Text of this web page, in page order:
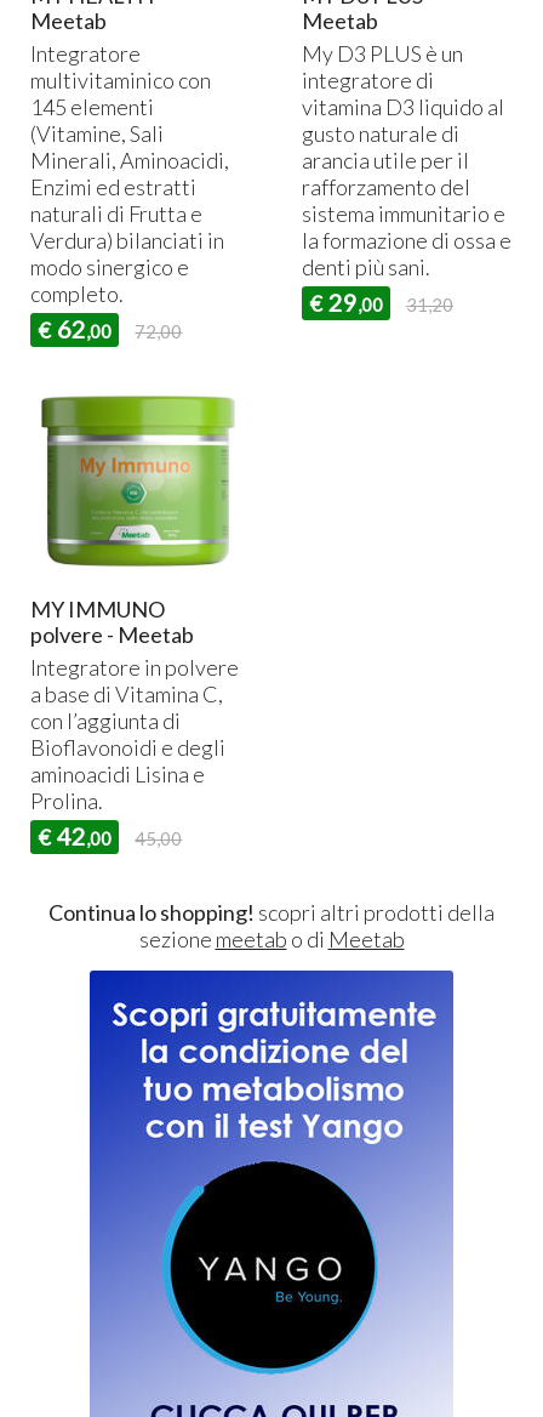
Meetab
Integratore
multivitaminico con
145 elementi
(Vitamine, Sali
Minerali, Aminoacidi,
Enzimi ed estratti
naturali di Frutta e
Verdura) bilanciati in
modo sinergico e
completo.
€ 62,00 72,00
Meetab
My D3 PLUS è un
integratore di
vitamina D3 liquido al
gusto naturale di
arancia utile per il
rafforzamento del
sistema immunitario e
la formazione di ossa e
denti più sani.
€ 29,00 31,20
MY IMMUNO
polvere - Meetab
Integratore in polvere
a base di Vitamina C,
con l’aggiunta di
Bioflavonoidi e degli
aminoacidi Lisina e
Prolina.
€ 42,00 45,00
Continua lo shopping! scopri altri prodotti della
sezione meetab o di Meetab